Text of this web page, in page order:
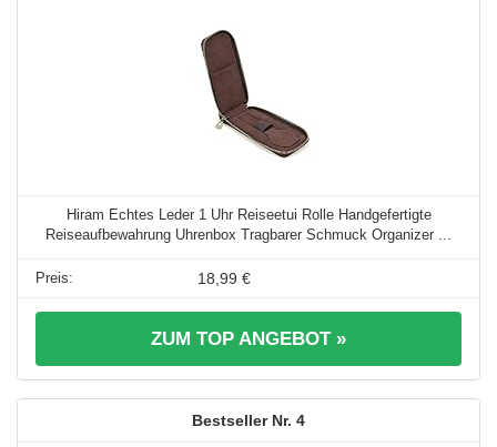
Hiram Echtes Leder 1 Uhr Reiseetui Rolle Handgefertigte
Reiseaufbewahrung Uhrenbox Tragbarer Schmuck Organizer ...
18,99 €
ZUM TOP ANGEBOT »
4